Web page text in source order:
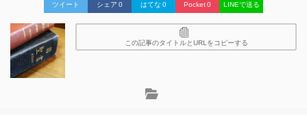
ツイート シェア 0 はてな 0 Pocket0 LINEで送る
この記事のタイトルとURLをコピーする